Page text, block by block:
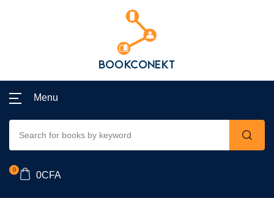
Menu
0
0CFA